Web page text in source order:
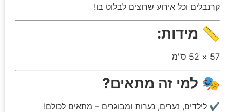
קרנבלים וכל אירוע שרוצים לבלוט בו!
📏 מידות:
57 × 52 ס"מ
🎭 למי זה מתאים?
✔ לילדים, נערים, נערות ומבוגרים – מתאים לכולם!